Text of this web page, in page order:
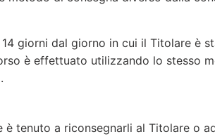
giorni dal giorno in cui il Titolare è
è effettuato utilizzando lo stesso
tenuto a riconsegnarli al Titolare o